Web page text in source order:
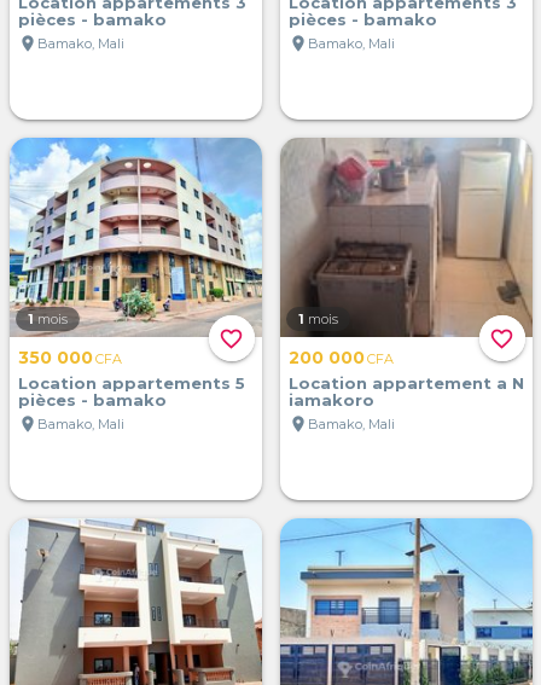
pièces - bamako
location_on Bamako, Mali
pièces - bamako
location_on Bamako, Mali
favorite_border
1 mois
350 000CFA
Location appartements 5
pièces - bamako
location_on Bamako, Mali
favorite_border
1 mois
200 000CFA
Location appartement a N
iamakoro
location_on Bamako, Mali